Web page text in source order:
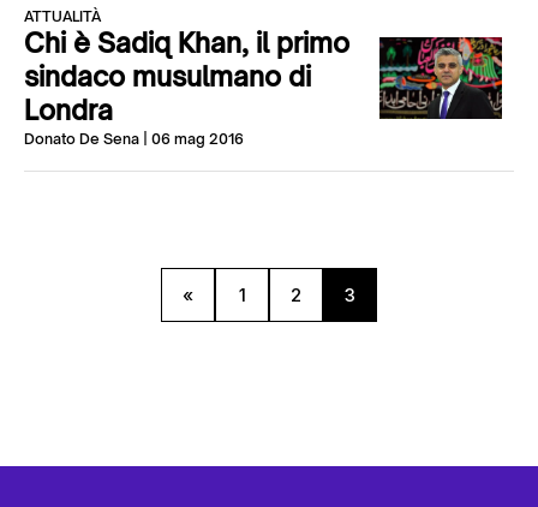
ATTUALITÀ
Chi è Sadiq Khan, il primo
sindaco musulmano di
Londra
Donato De Sena | 06 mag 2016
« 1 2 3